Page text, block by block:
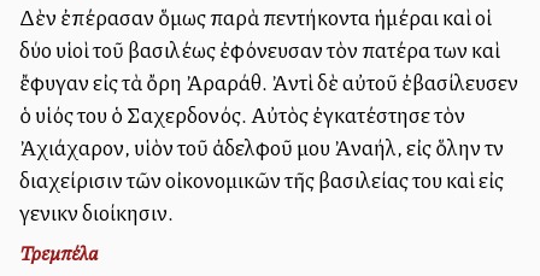
Δὲν ἐπέρασαν ὅμως παρὰ πεντήκοντα ἡμέραι καὶ οἱ
δύο υἱοὶ τοῦ βασιλέως ἐφόνευσαν τὸν πατέρα των καὶ
ἔφυγαν εἰς τὰ ὄρη Ἀραράθ. Ἀντὶ δὲ αὐτοῦ ἐβασίλευσεν
ὁ υἱός του ὁ Σαχερδονός. Αὐτὸς ἐγκατέστησε τὸν
Ἀχιάχαρον, υἱὸν τοῦ ἀδελφοῦ μου Ἀναήλ, εἰς ὅλην τὴν
διαχείρισιν τῶν οἰκονομικῶν τῆς βασιλείας του καὶ εἰς
γενικὴν διοίκησιν.
Τρεμπέλα